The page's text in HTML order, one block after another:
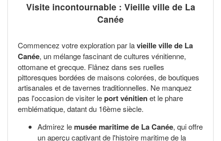
Visite incontournable : Vieille ville de La
Canée
Commencez votre exploration par lavieille ville de La
Canée, un mélange fascinant de cultures vénitienne,
ottomane et grecque. Flânez dans ses ruelles
pittoresques bordées de maisons colorées, de boutiques
artisanales et de tavernes traditionnelles. Ne manquez
pas l'occasion de visiter leport vénitienet le phare
emblématique, datant du 16ème siècle.
Admirez le musée maritime de La Canée, qui offre
un aperçu captivant de l'histoire maritime de la